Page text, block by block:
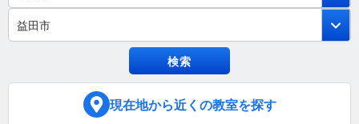
益田市
現在地から近くの教室を探す